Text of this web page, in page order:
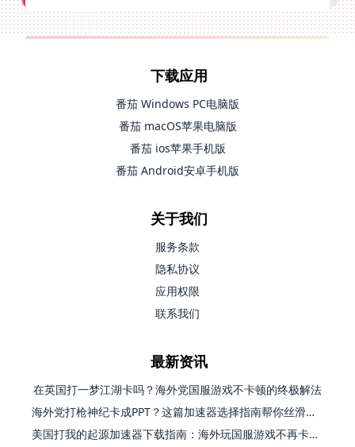
下载应用
番茄 Windows PC电脑版
番茄 macOS苹果电脑版
番茄 ios苹果手机版
番茄 Android安卓手机版
关于我们
服务条款
隐私协议
应用权限
联系我们
最新资讯
在英国打一梦江湖卡吗？海外党国服游戏不卡顿的终极解法
海外党打枪神纪卡成PPT？这篇加速器选择指南帮你丝滑上分
美国打我的起源加速器下载指南：海外玩国服游戏不再卡的终极方案